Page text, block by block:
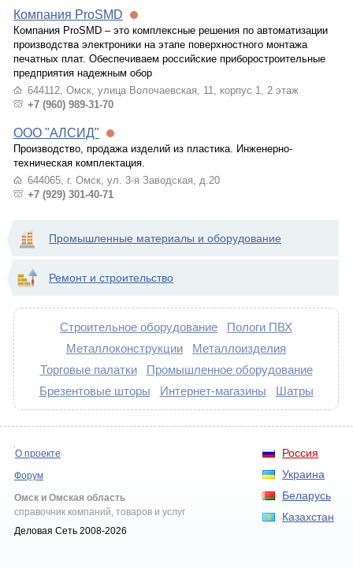
Компания ProSMD
Компания ProSMD – это комплексные решения по автоматизации
производства электроники на этапе поверхностного монтажа
печатных плат. Обеспечиваем российские приборостроительные
предприятия надежным обор
644112, Омск, улица Волочаевская, 11, корпус 1, 2 этаж
+7 (960) 989-31-70
ООО "АЛСИД"
Производство, продажа изделий из пластика. Инженерно-
техническая комплектация.
644065, г. Омск, ул. 3-я Заводская, д.20
+7 (929) 301-40-71
Промышленные материалы и оборудование
Ремонт и строительство
Строительное оборудование
Пологи ПВХ
Металлоконструкции
Металлоизделия
Торговые палатки
Промышленное оборудование
Брезентовые шторы
Интернет-магазины Шатры
Россия
Украина
Беларусь
Казахстан
О проекте
Форум
Омск и Омская область
справочник компаний, товаров и услуг
Деловая Сеть 2008-2026